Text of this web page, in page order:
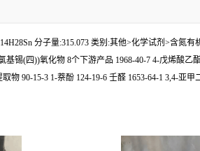
分子量:315.073 类别:其他>化学试剂>含氮
锡(四))氧化物 8个下游产品 1968-40-7 4-戊烯酸乙
90-15-3 1-萘酚 124-19-6 壬醛 1653-64-1 3,4-亚